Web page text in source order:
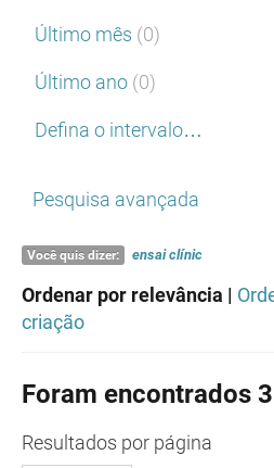
Último mês (0)
Último ano (0)
Defina o intervalo…
Pesquisa avançada
Você quis dizer: ensaiclínic
Ordenar por relevância |
criação
Foram encontrados
Resultados por página